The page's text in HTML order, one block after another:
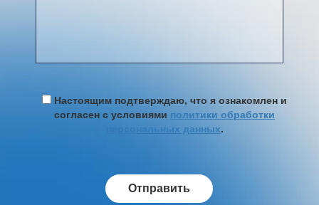
Настоящим подтверждаю, что я ознакомлен и
согласен с условиями политики обработки
персональных данных.